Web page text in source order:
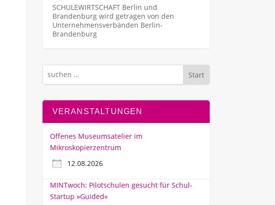
SCHULEWIRTSCHAFT Berlin und
Brandenburg wird getragen von den
Unternehmens­verbänden Berlin-
Brandenburg
Start
VERANSTALTUNGEN
Offenes Museumsatelier im
Mikroskopierzentrum
12.08.2026
MINTwoch: Pilotschulen gesucht für Schul-
Startup »Guided«